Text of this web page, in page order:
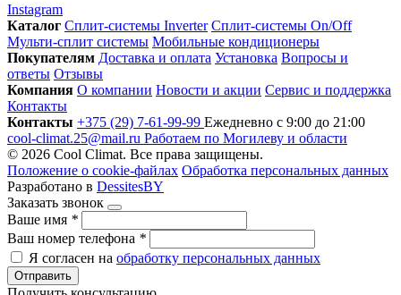
Instagram
Каталог Сплит-системы Inverter Сплит-системы On/Off
Мульти-сплит системы Мобильные кондиционеры
Покупателям Доставка и оплата Установка Вопросы и
ответы Отзывы
Компания О компании Новости и акции Сервис и поддержка
Контакты
Контакты +375 (29) 7-61-99-99 Ежедневно с 9:00 до 21:00
cool-climat.25@mail.ru Работаем по Могилеву и области
© 2026 Cool Climat. Все права защищены.
Положение о cookie-файлах Обработка персональных данных
Разработано в DessitesBY
Заказать звонок
Ваше имя *
Ваш номер телефона *
Я согласен на обработку персональных данных
Отправить